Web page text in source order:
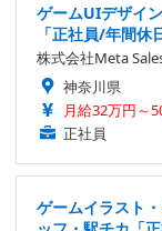
ゲームUIデザイ
「正社員/年間
株式会社Meta
神奈川県
月給32万円～
正社員
ゲームイラスト